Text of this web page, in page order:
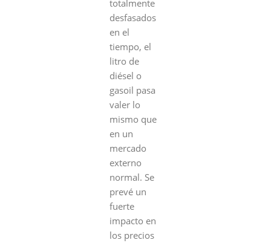
totalmente
desfasados
en el
tiempo, el
litro de
diésel o
gasoil pasa
valer lo
mismo que
en un
mercado
externo
normal. Se
prevé un
fuerte
impacto en
los precios